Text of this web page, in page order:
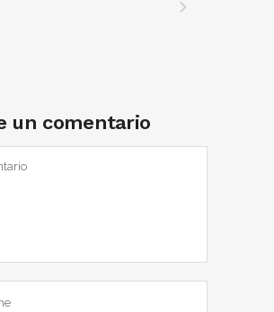
un comentario